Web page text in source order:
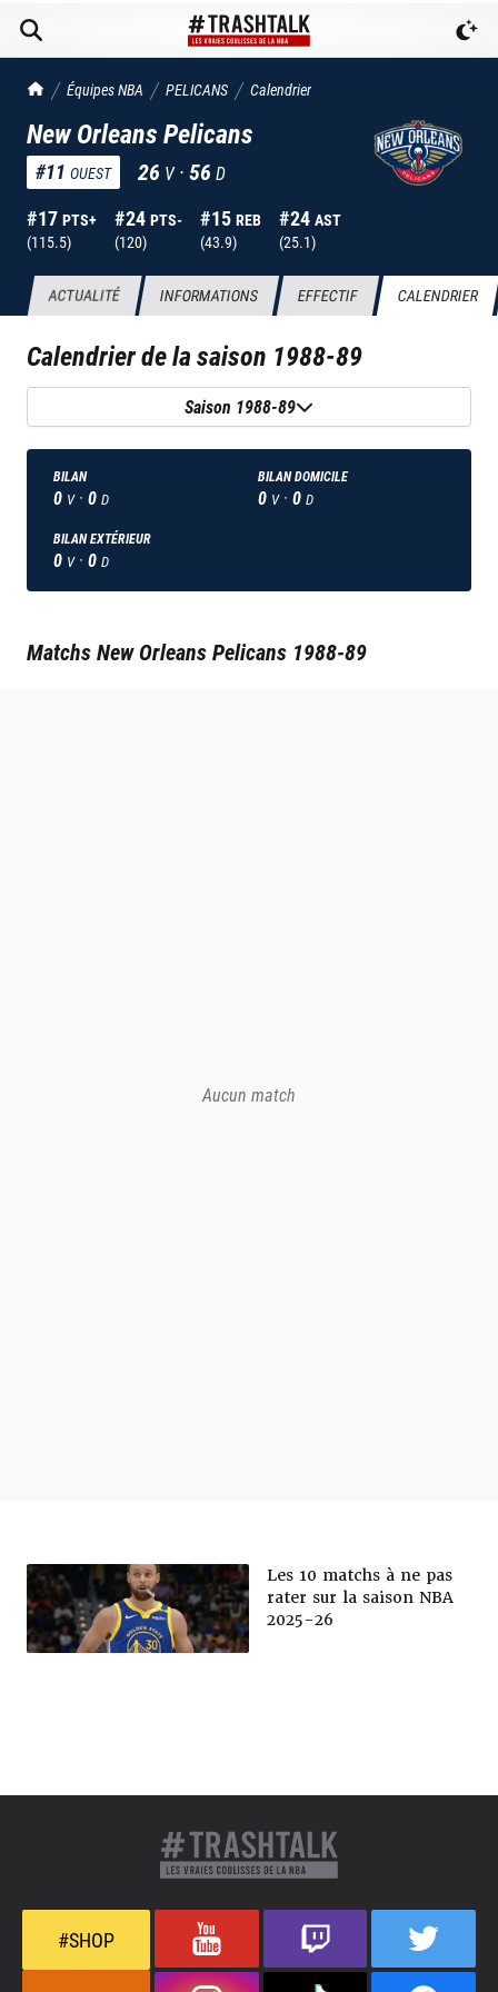
TrashTalk Actu NBA
Équipes NBA PELICANS Calendrier
New Orleans Pelicans
#11 OUEST 26 V ·56 D
#17 PTS+
(115.5)
#24 PTS-
(120)
#15 REB
(43.9)
#24 AST
(25.1)
ACTUALITÉ INFORMATIONS EFFECTIF CALENDRIER
Calendrier de la saison 1988-89
Saison 1988-89
BILAN
0 V · 0 D
BILAN DOMICILE
0 V · 0 D
BILAN EXTÉRIEUR
0 V · 0 D
MatchsNew Orleans Pelicans 1988-89
Aucun match
Les 10 matchs à ne pas
rater sur la saison NBA
2025-26
#SHOP